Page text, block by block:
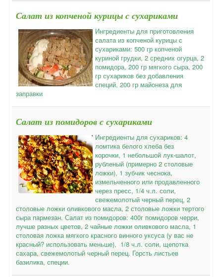
Салат из копченой курицы с сухариками
Ингредиенты для приготовления
салата из копченой курицы с
сухариками: 500 гр копченой
куриной грудки, 2 средних огурца, 2
помидора, 200 гр мягкого сыра, 200
гр сухариков без добавления
специй, 200 гр майонеза для
заправки
Салат из помидоров с сухариками
Ингредиенты для сухариков: 4
ломтика белого хлеба без
корочки, 1 небольшой лук-шалот,
рубленый (примерно 2 столовые
ложки), 1 зубчик чеснока,
измельченного или продавленного
через пресс, 1/4 ч.л. соли,
свежемолотый черный перец, 2
столовые ложки оливкового масла, 2 столовые ложки тертого
сыра пармезан. Салат из помидоров: 400г помидоров черри,
лучше разных цветов, 2 чайные ложки оливкового масла, 1
столовая ложка мягкого красного винного уксуса (у вас не
красный? использовать меньше), 1/8 ч.л. соли, щепотка
сахара, свежемолотый черный перец. Горсть листьев
базилика, специи.